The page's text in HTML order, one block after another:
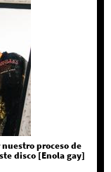
nuestro proceso de
disco [Enola gay]